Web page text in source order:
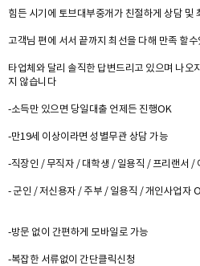
힘든 시기에 토브대부중개가 친절하게 상담 및
고객님 편에 서서 끝까지 최선을 다해 만족 할
타업체와 달리 솔직한 답변드리고 있으며 나오
지 않습니다
-소득만 있으면 당일대출 언제든 진행OK
-만19세 이상이라면 성별무관 상담 가능
-직장인 / 무직자 / 대학생 / 일용직 / 프리랜서 /
- 군인 / 저신용자 / 주부 / 일용직 / 개인사업자
-방문 없이 간편하게 모바일로 가능
-복잡한 서류없이 간단클릭신청